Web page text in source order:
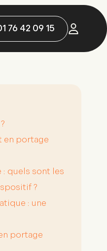
76 42 09 15
en portage
quels sont les
?
: une
portage